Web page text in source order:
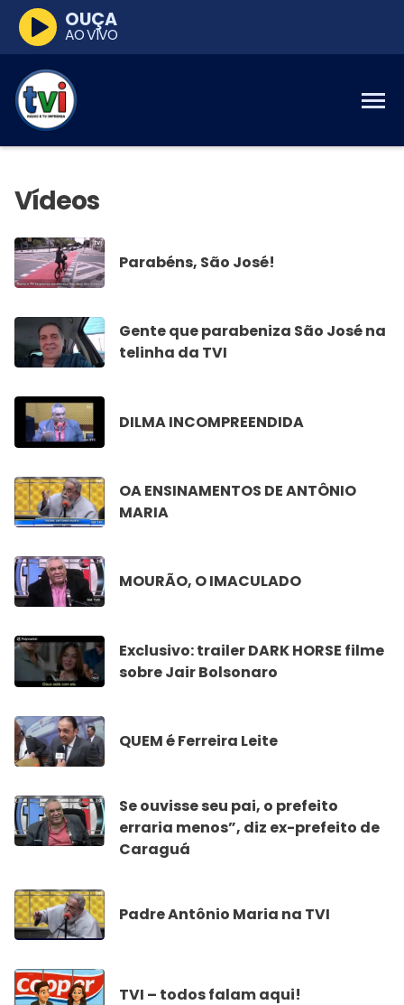
OUÇA
AO VIVO
Parabéns, São José!
Gente que parabeniza São José na
telinha da TVI
DILMA INCOMPREENDIDA
OA ENSINAMENTOS DE ANTÔNIO
MARIA
MOURÃO, O IMACULADO
Exclusivo: trailer DARK HORSE filme
sobre Jair Bolsonaro
QUEM é Ferreira Leite
Se ouvisse seu pai, o prefeito
erraria menos”, diz ex-prefeito de
Caraguá
Padre Antônio Maria na TVI
TVI – todos falam aqui!